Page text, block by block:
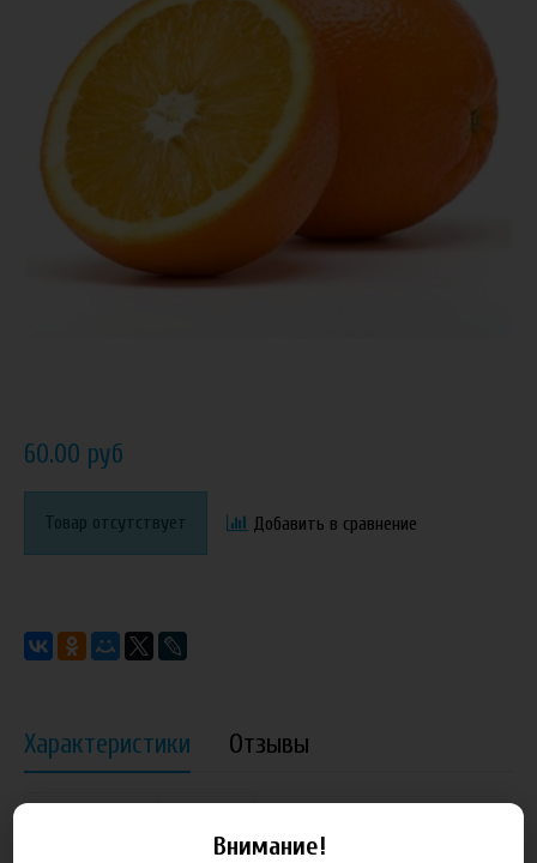
60.00 руб
Товар отсутствует Добавить в сравнение
Характеристики Отзывы
Внимание!